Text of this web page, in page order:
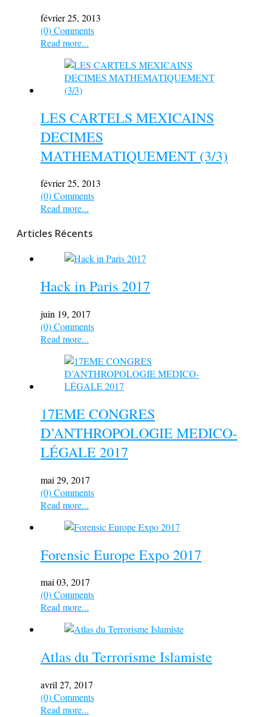
février 25, 2013
(0) Comments
Read more...
LES CARTELS MEXICAINS
DECIMES
MATHEMATIQUEMENT (3/3)
février 25, 2013
(0) Comments
Read more...
Articles Récents
Hack in Paris 2017
juin 19, 2017
(0) Comments
Read more...
17EME CONGRES
D’ANTHROPOLOGIE MEDICO-
LÉGALE 2017
mai 29, 2017
(0) Comments
Read more...
Forensic Europe Expo 2017
mai 03, 2017
(0) Comments
Read more...
Atlas du Terrorisme Islamiste
avril 27, 2017
(0) Comments
Read more...